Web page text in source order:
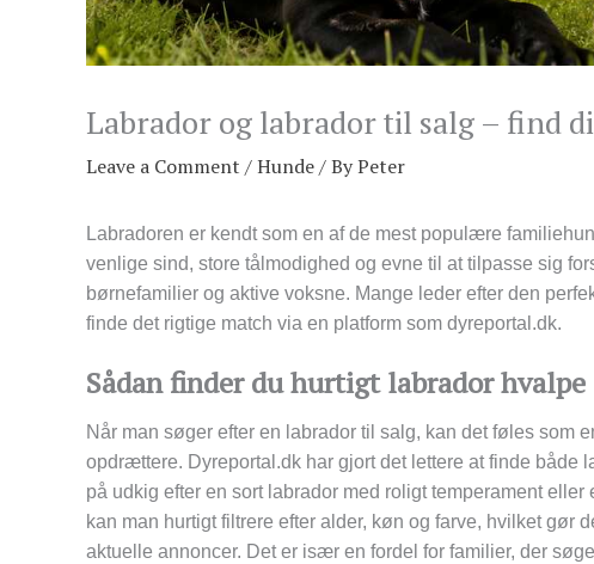
Labrador og labrador til salg – find
Leave a Comment /Hunde/ ByPeter
Labradoren er kendt som en af de mest populære
venlige sind, store tålmodighed og evne til at tilpasse sig
børnefamilier og aktive voksne. Mange leder efter den
finde det rigtige match via en platform som dyreportal.dk.
Sådan finder du hurtigt labrador hvalpe
Når man søger efter en labrador til salg, kan det føles som
opdrættere. Dyreportal.dk har gjort det lettere at finde både
på udkig efter en sort labrador med roligt temperament eller
kan man hurtigt filtrere efter alder, køn og farve, hvilket gør
aktuelle annoncer. Det er især en fordel for familier, der